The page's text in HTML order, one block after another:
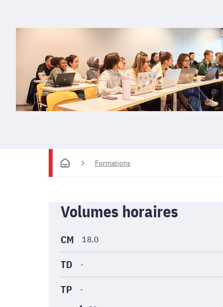
Formations
Informations
générales
Volumes horaires
CM 18.0
TD -
TP -